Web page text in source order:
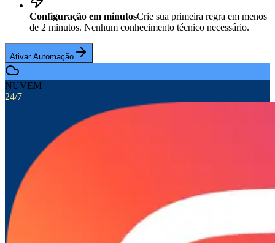
Configuração em minutosCrie sua primeira regra em menos
de 2 minutos. Nenhum conhecimento técnico necessário.
Ativar Automação
NUVEM
24/7